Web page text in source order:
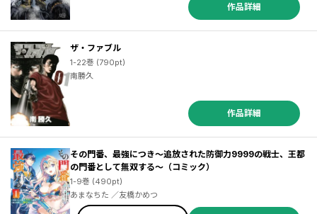
作品詳細
ザ・ファブル
1-22巻 (790pt)
南勝久
作品詳細
その門番、最強につき～追放された防御力9999の戦士、王都
の門番として無双する～（コミック）
1-9巻 (490pt)
あまなちた ／友橋かめつ